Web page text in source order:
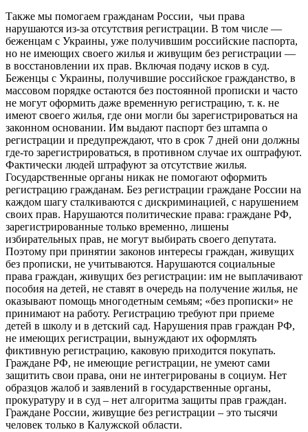
Также мы помогаем гражданам России, чьи права
нарушаются из-за отсутствия регистрации. В том числе —
беженцам с Украины, уже получившим российские паспорта,
но не имеющих своего жилья и живущим без регистрации —
в восстановлении их прав. Включая подачу исков в суд.
Беженцы с Украины, получившие российское гражданство, в
массовом порядке остаются без постоянной прописки и часто
не могут оформить даже временную регистрацию, т. к. не
имеют своего жилья, где они могли бы зарегистрироваться на
законном основании. Им выдают паспорт без штампа о
регистрации и предупреждают, что в срок 7 дней они должны
где-то зарегистрироваться, в противном случае их оштрафуют.
Фактически людей штрафуют за отсутствие жилья.
Государственные органы никак не помогают оформить
регистрацию гражданам. Без регистрации граждане России на
каждом шагу сталкиваются с дискриминацией, с нарушением
своих прав. Нарушаются политические права: граждане РФ,
зарегистрированные только временно, лишены
избирательных прав, не могут выбирать своего депутата.
Поэтому при принятии законов интересы граждан, живущих
без прописки, не учитываются. Нарушаются социальные
права граждан, живущих без регистрации: им не выплачивают
пособия на детей, не ставят в очередь на получение жилья, не
оказывают помощь многодетным семьям; «без прописки» не
принимают на работу. Регистрацию требуют при приеме
детей в школу и в детский сад. Нарушения прав граждан РФ,
не имеющих регистрации, вынуждают их оформлять
фиктивную регистрацию, каковую приходится покупать.
Граждане РФ, не имеющие регистрации, не умеют сами
защитить свои права, они не интегрированы в социум. Нет
образцов жалоб и заявлений в государственные органы,
прокуратуру и в суд – нет алгоритма защиты прав граждан.
Граждане России, живущие без регистрации – это тысячи
человек только в Калужской области.